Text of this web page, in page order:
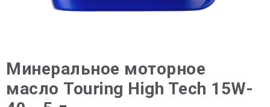
Минеральное моторное
масло Touring High Tech 15W-